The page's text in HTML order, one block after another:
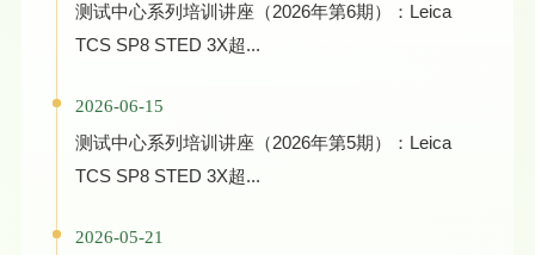
测试中心系列培训讲座（2026年第6期）：Leica
TCS SP8 STED 3X超...
2026-06-15
测试中心系列培训讲座（2026年第5期）：Leica
TCS SP8 STED 3X超...
2026-05-21